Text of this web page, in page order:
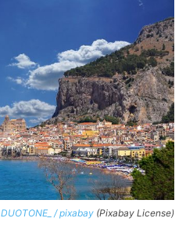
DUOTONE_ / pixabay (Pixabay License)